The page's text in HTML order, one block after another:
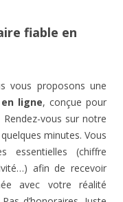
fiable en
vous proposons une
ligne, conçue pour
vous sur notre
minutes. Vous
essentielles (chiffre
afin de recevoir
avec votre réalité